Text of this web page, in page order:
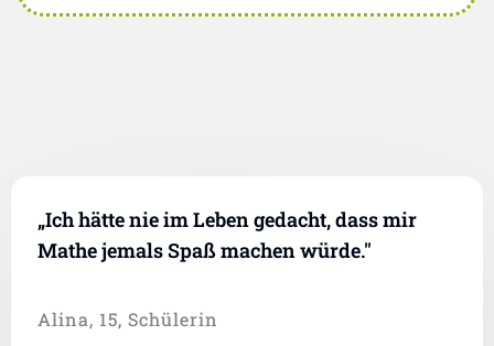
„Ich hätte nie im Leben gedacht, dass mir
Mathe jemals Spaß machen würde."
Alina, 15, Schülerin